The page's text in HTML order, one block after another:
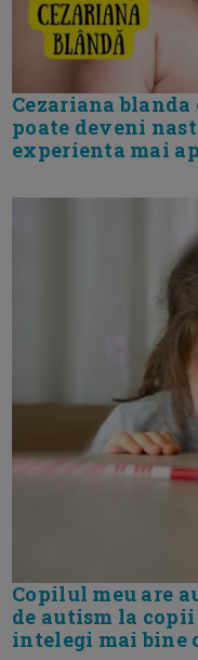
Cezariana
poate deveni
experienta mai
Copilul meu are
de autism la
intelegi mai bine